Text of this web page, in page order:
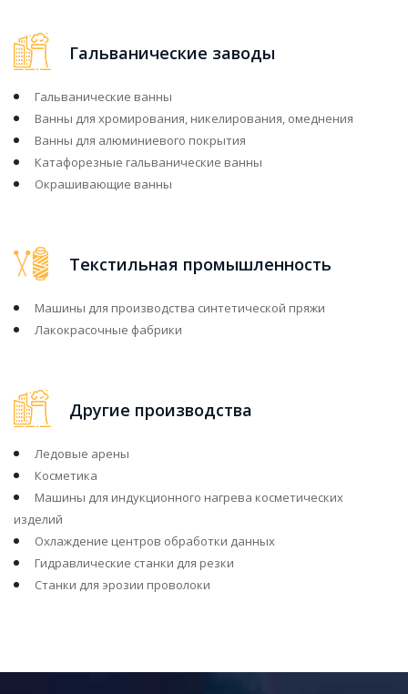
Гальванические заводы
Гальванические ванны
Ванны для хромирования, никелирования, омеднения
Ванны для алюминиевого покрытия
Катафорезные гальванические ванны
Окрашивающие ванны
Текстильная промышленность
Машины для производства синтетической пряжи
Лакокрасочные фабрики
Другие производства
Ледовые арены
Косметика
Машины для индукционного нагрева косметических
изделий
Охлаждение центров обработки данных
Гидравлические станки для резки
Станки для эрозии проволоки